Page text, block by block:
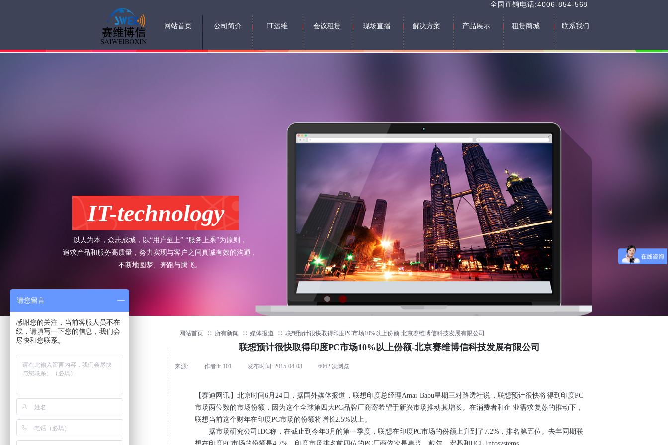
全国直销电话:4006-854-568
网站首页 公司简介 IT运维 会议租赁 现场直播 解决方案 产品展示 租赁商城 联系我们
IT-technology
以人为本，众志成城，以“用户至上”.“服务上乘”为原则，
追求产品和服务高质量，努力实现与客户之间真诚有效的沟通，
不断地圆梦、奔跑与腾飞。
新闻动态NEWS 网站首页 ∷ 所有新闻 ∷ 媒体报道 ∷ 联想预计很快取得印度PC市场10%以上份额-北京赛维博信科技发展有限公司
联想预计很快取得印度PC市场10%以上份额-北京赛维博信科技发展有限公司
来源: 作者:it-101 发布时间: 2015-04-03 6062 次浏览
【赛迪网讯】北京时间6月24日，据国外媒体报道，联想印度总经理Amar Babu星期三对路透社说，联想预计很快将得到印度PC
市场两位数的市场份额，因为这个全球第四大PC品牌厂商寄希望于新兴市场推动其增长。在消费者和企 业需求复苏的推动下，
联想当前这个财年在印度PC市场的份额将增长2.5%以上。
据市场研究公司IDC称，在截止到今年3月的第一季度，联想在印度PC市场的份额上升到了7.2%，排名第五位。去年同期联
想在印度PC市场的份额是4.7%。印度市场排名前四位的PC厂商依次是惠普、戴尔、宏碁和HCL Infosystems。
请您留言
感谢您的关注，当前客服人员不在
线，请填写一下您的信息，我们会
尽快和您联系。